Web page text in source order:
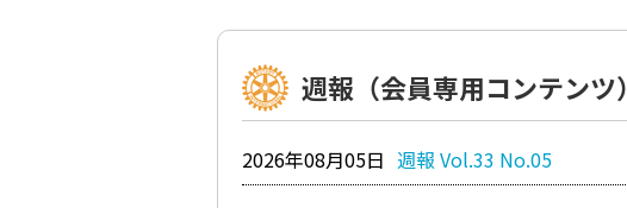
週報（会員専用コンテンツ）
2026年08月05日 週報 Vol.33 No.05